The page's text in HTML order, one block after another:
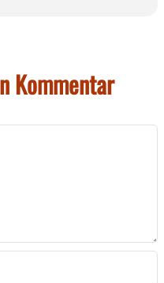
Kommentar